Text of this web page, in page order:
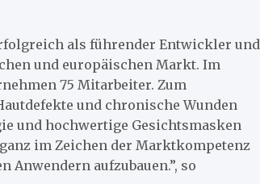
als führender Entwickler und
und europäischen Markt. Im
75 Mitarbeiter. Zum
und chronische Wunden
und hochwertige Gesichtsmasken
im Zeichen der Marktkompetenz
aufzubauen.”, so